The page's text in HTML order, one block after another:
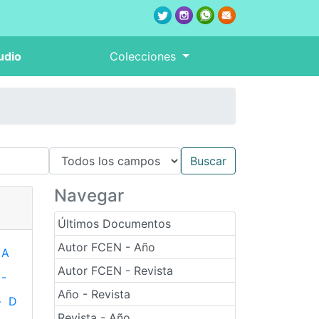
Colecciones
Navegar
Últimos Documentos
Autor FCEN - Año
Autor FCEN - Revista
Año - Revista
A
-
D